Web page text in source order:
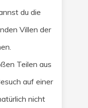
du die
Villen der
Teilen aus
auf einer
nicht